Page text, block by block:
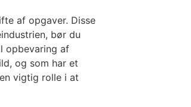
af opgaver. Disse
bør du
opbevaring af
og som har et
vigtig rolle i at